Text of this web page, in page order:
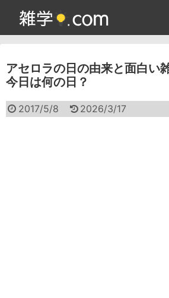
アセロラの日の由来と面白い
今日は何の日？
2017/5/8 2026/3/17
雑学クイズ問題集
面白い雑学